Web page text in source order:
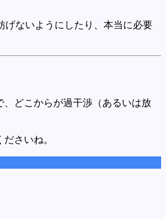
げないようにしたり、本当に必要
どこからが過干渉（あるいは放
さいね。